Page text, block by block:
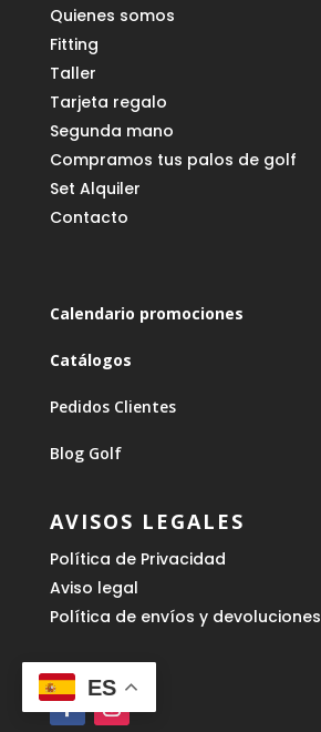
Quienes somos
Fitting
Taller
Tarjeta regalo
Segunda mano
Compramos tus palos de golf
Set Alquiler
Contacto
Calendario promociones
Catálogos
Pedidos Clientes
Blog Golf
AVISOS LEGALES
Política de Privacidad
Aviso legal
Política de envíos y devoluciones
ES